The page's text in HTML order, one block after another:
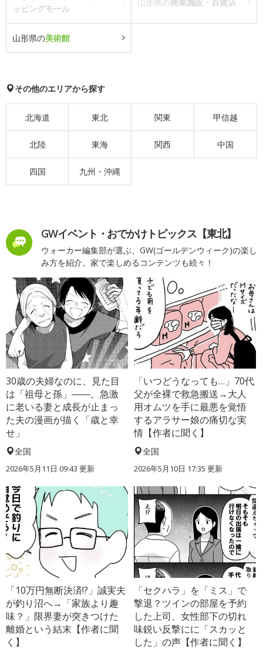
ッピングモール
山形県の美術館
その他のエリアから探す
北海道 東北 関東 甲信越
北陸 東海 関西 中国
四国 九州・沖縄
GWイベント・おでかけトピックス【東北】
ウォーカー編集部が選ぶ、GW(ゴールデンウィーク)の楽し
み方を紹介。家で楽しめるコンテンツも続々！
30歳の夫婦なのに、見た目
は「祖母と孫」――。急激
に老いる妻と成長が止まっ
た夫の漫画が描く「歳と幸
せ」
全国
2026年5月11日 09:43 更新
「いつどうなっても…」70代
父が全裸で救急搬送→大人
用オムツを手に最悪を覚悟
するアラサー娘の痛切な実
情【作者に聞く】
全国
2026年5月10日 17:35 更新
「10万円無断決済!?」誠実夫
が釣り沼へ→「家族より趣
味？」限界妻が突きつけた
離婚という結末【作者に聞
く】
「セクハラ」を「ミス」で
撃退？ツインの部屋を予約
した上司、女性部下の切れ
味鋭い反撃にに「スカッと
した」の声【作者に聞く】